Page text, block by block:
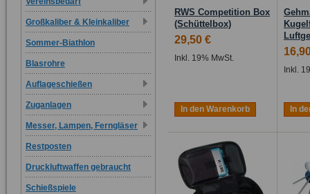
RWS Competition Box
(Schüttelbox)
29,50 €
Inkl. 19% MwSt.
In den Warenkorb
Inkl.
In
Großkaliber & Kleinkaliber
Sommer-Biathlon
Blasrohre
Auflageschießen
Zuganlagen
Messer, Lampen, Ferngläser
Restposten
Druckluftwaffen gebraucht
Schießspiele